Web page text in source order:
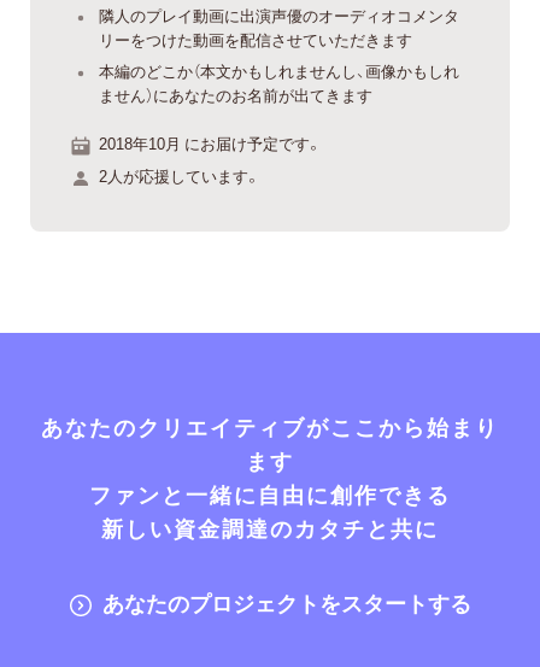
隣人のプレイ動画に出演声優のオーディオコメンタ
リーをつけた動画を配信させていただきます
本編のどこか（本文かもしれませんし、画像かもしれ
ません）にあなたのお名前が出てきます
2018年10月 にお届け予定です。
2人が応援しています。
あなたのクリエイティブがここから始まり
ます
ファンと一緒に自由に創作できる
新しい資金調達のカタチと共に
あなたのプロジェクトをスタートする